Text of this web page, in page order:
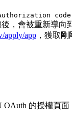
code
後，會被重新導
apply/app ，獲取
的授權頁面